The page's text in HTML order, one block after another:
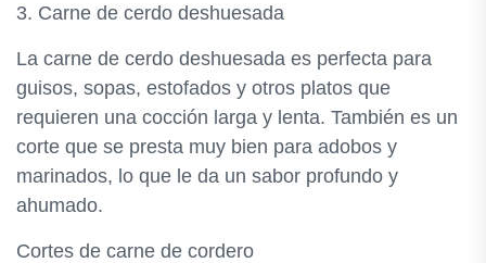
3. Carne de cerdo deshuesada
La carne de cerdo deshuesada es perfecta para
guisos, sopas, estofados y otros platos que
requieren una cocción larga y lenta. También es un
corte que se presta muy bien para adobos y
marinados, lo que le da un sabor profundo y
ahumado.
Cortes de carne de cordero